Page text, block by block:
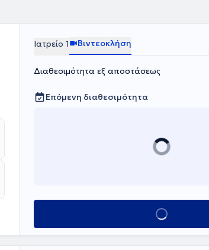
Ιατρείο 1 Βιντεοκλήση
Διαθεσιμότητα εξ αποστάσεως
Επόμενη διαθεσιμότητα
Κλείσε ραντεβού